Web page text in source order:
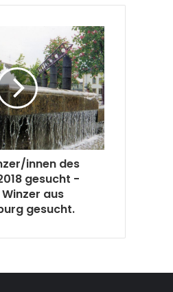
innen des
gesucht -
aus
gesucht.